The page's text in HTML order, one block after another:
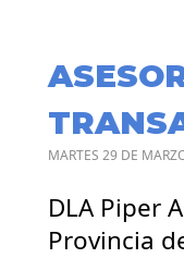
MARTES 29 DE
DLA Piper
Provincia